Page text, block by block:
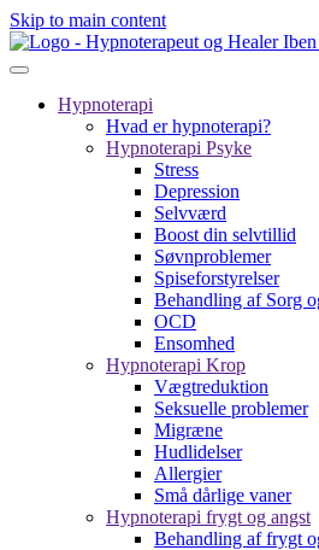
Skip to main content
Hypnoterapi
Hvad er hypnoterapi?
Hypnoterapi Psyke
Stress
Depression
Selvværd
Boost din selvtillid
Søvnproblemer
Spiseforstyrelser
Behandling af Sorg
OCD
Ensomhed
Hypnoterapi Krop
Vægtreduktion
Seksuelle problemer
Migræne
Hudlidelser
Allergier
Små dårlige vaner
Hypnoterapi frygt og angst
Behandling af frygt